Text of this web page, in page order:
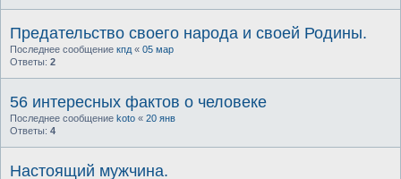
Предательство своего народа и своей Родины.
Последнее сообщение кпд « 05 мар
Ответы: 2
56 интересных фактов о человеке
Последнее сообщение koto « 20 янв
Ответы: 4
Настоящий мужчина.